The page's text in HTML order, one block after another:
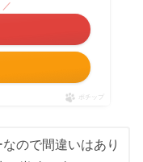
／
ポチップ
ので間違いはあり